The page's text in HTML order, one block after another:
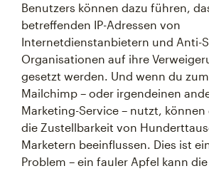
Benutzers können dazu führen,
betreffenden IP-Adressen von
Internetdienstanbietern und Anti-
Organisationen auf ihre
gesetzt werden. Und wenn du
Mailchimp – oder irgendeinen
Marketing-Service – nutzt, können
die Zustellbarkeit von
Marketern beeinflussen. Dies ist
Problem – ein fauler Apfel kann